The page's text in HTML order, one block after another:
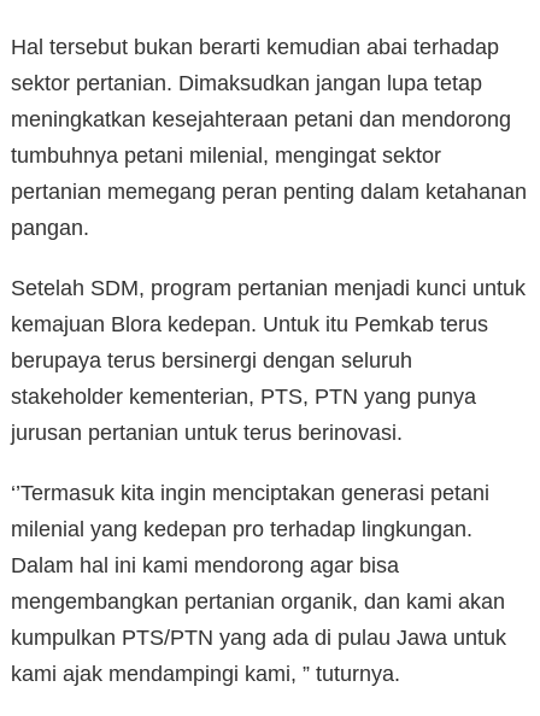
Hal tersebut bukan berarti kemudian abai terhadap
sektor pertanian. Dimaksudkan jangan lupa tetap
meningkatkan kesejahteraan petani dan mendorong
tumbuhnya petani milenial, mengingat sektor
pertanian memegang peran penting dalam ketahanan
pangan.
Setelah SDM, program pertanian menjadi kunci untuk
kemajuan Blora kedepan. Untuk itu Pemkab terus
berupaya terus bersinergi dengan seluruh
stakeholder kementerian, PTS, PTN yang punya
jurusan pertanian untuk terus berinovasi.
‘’Termasuk kita ingin menciptakan generasi petani
milenial yang kedepan pro terhadap lingkungan.
Dalam hal ini kami mendorong agar bisa
mengembangkan pertanian organik, dan kami akan
kumpulkan PTS/PTN yang ada di pulau Jawa untuk
kami ajak mendampingi kami, ” tuturnya.